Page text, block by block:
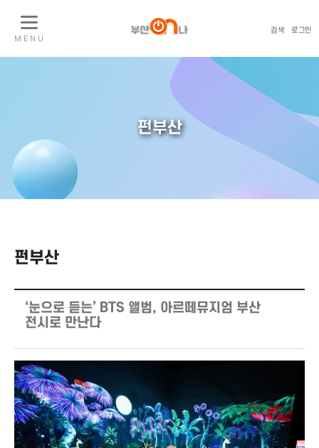
M E N U
검색 로그인
펀부산
펀부산
‘눈으로 듣는’ BTS 앨범, 아르떼뮤지엄 부산
전시로 만난다